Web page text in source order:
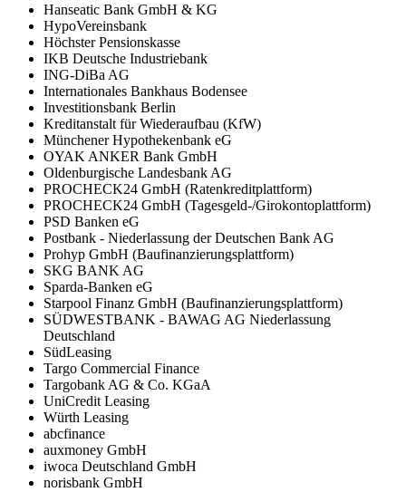
Hanseatic Bank GmbH & KG
HypoVereinsbank
Höchster Pensionskasse
IKB Deutsche Industriebank
ING-DiBa AG
Internationales Bankhaus Bodensee
Investitionsbank Berlin
Kreditanstalt für Wiederaufbau (KfW)
Münchener Hypothekenbank eG
OYAK ANKER Bank GmbH
Oldenburgische Landesbank AG
PROCHECK24 GmbH (Ratenkreditplattform)
PROCHECK24 GmbH (Tagesgeld-/Girokontoplattform)
PSD Banken eG
Postbank - Niederlassung der Deutschen Bank AG
Prohyp GmbH (Baufinanzierungsplattform)
SKG BANK AG
Sparda-Banken eG
Starpool Finanz GmbH (Baufinanzierungsplattform)
SÜDWESTBANK - BAWAG AG Niederlassung
Deutschland
SüdLeasing
Targo Commercial Finance
Targobank AG & Co. KGaA
UniCredit Leasing
Würth Leasing
abcfinance
auxmoney GmbH
iwoca Deutschland GmbH
norisbank GmbH